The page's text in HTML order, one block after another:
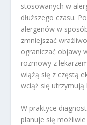
stosowanych w
dłuższego czasu.
alergenów w
zmniejszać
ograniczać objawy
rozmowy z
wiążą się z częstą
wciąż się utrzymują
W praktyce
planuje się